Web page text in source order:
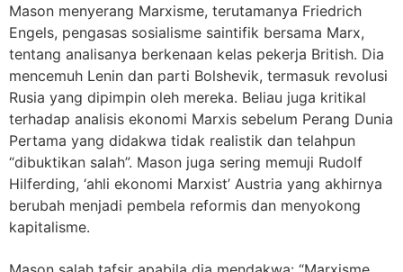
Mason menyerang Marxisme, terutamanya Friedrich
Engels, pengasas sosialisme saintifik bersama Marx,
tentang analisanya berkenaan kelas pekerja British. Dia
mencemuh Lenin dan parti Bolshevik, termasuk revolusi
Rusia yang dipimpin oleh mereka. Beliau juga kritikal
terhadap analisis ekonomi Marxis sebelum Perang Dunia
Pertama yang didakwa tidak realistik dan telahpun
“dibuktikan salah”. Mason juga sering memuji Rudolf
Hilferding, ‘ahli ekonomi Marxist’ Austria yang akhirnya
berubah menjadi pembela reformis dan menyokong
kapitalisme.